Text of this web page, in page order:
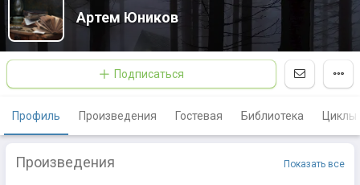
Артем Юников
Подписаться
Профиль Произведения Гостевая Библиотека Циклы
Произведения Показать все